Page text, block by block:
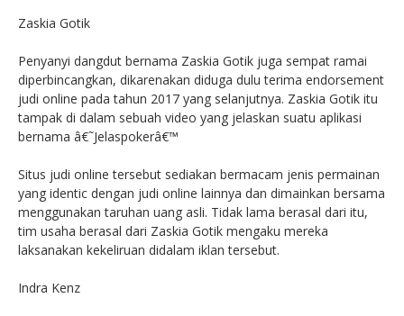
Zaskia Gotik
Penyanyi dangdut bernama Zaskia Gotik juga sempat ramai
diperbincangkan, dikarenakan diduga dulu terima endorsement
judi online pada tahun 2017 yang selanjutnya. Zaskia Gotik itu
tampak di dalam sebuah video yang jelaskan suatu aplikasi
bernama â€˜Jelaspokerâ€™
Situs judi online tersebut sediakan bermacam jenis permainan
yang identic dengan judi online lainnya dan dimainkan bersama
menggunakan taruhan uang asli. Tidak lama berasal dari itu,
tim usaha berasal dari Zaskia Gotik mengaku mereka
laksanakan kekeliruan didalam iklan tersebut.
Indra Kenz